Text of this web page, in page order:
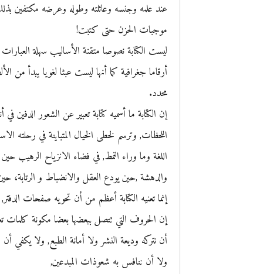
عند علمه وجنسه وعائلته وطوله وعرضه مكتفين
موجبات الحزن حتى كتبت!
ليست الكتابة نصوصا متقنة الأساليب سهلة
أرقاما جغرافية كما أنها ليست عبثا لغويا يبدأ
محدد.
إن الكتابة ما أسميه كتابة تعبير عن الشعور الدفين
اللحظات, وترسم لخطى الخيال المتباينة في رحلته
اللغة وما وراء النمط, في فضاء الانزياح
والدهشة ,حين يودع العقل والانضباط و الرتابة،
إنما تعنيه الكتابة أعظم من أن تحويه صفحات
إن الحروف التي تتصل ببعضها بعضا مكونة
أن نتركه وديعة النشر ولا أمانة الطبع, ولا يكفي أن
ولا أن ننافس به شعوذات المبدعين,